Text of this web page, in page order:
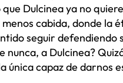
Dulcinea ya no
cabida, donde la
seguir defendiendo
nunca, a Dulcinea?
única capaz de darnos